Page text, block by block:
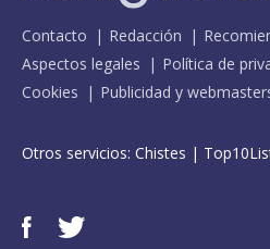
Contacto Redacción
Aspectos legales
Política de
Cookies
Publicidad y
Otros servicios: Chistes |